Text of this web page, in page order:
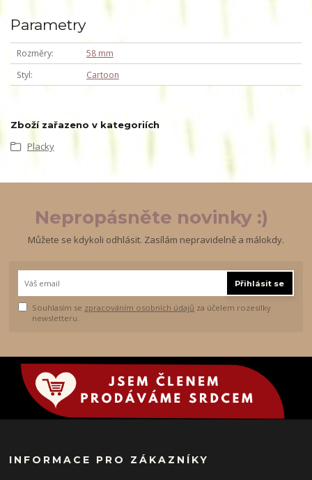
Parametry
Rozměry
58 mm
Styl
Cartoon
Zboží zařazeno v kategoriích
Placky
Nepropásněte novinky :)
Můžete se kdykoli odhlásit. Zasílám nepravidelně a málokdy.
Přihlásit se
Souhlasím se zpracováním osobních údajů za účelem rozesílky
newsletteru.
INFORMACE PRO ZÁKAZNÍKY